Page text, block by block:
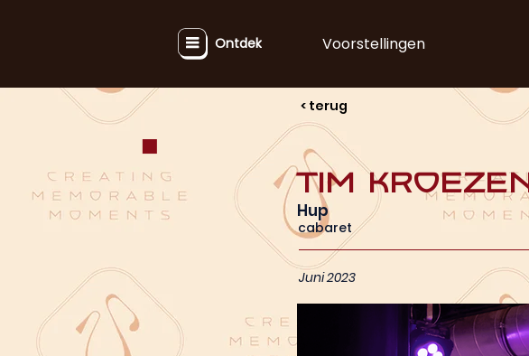
Ontdek Voorstellingen
< terug
cabaret
Tim Kroezen
Hup
Juni 2023